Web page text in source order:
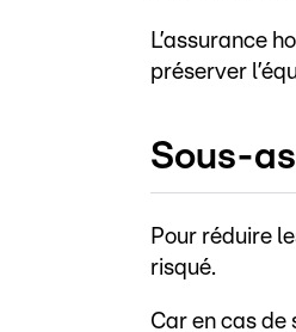
L’assurance
préserver
Sous-
Pour réduire
risqué.
Car en cas de